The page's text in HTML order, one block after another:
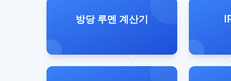
방당 루멘 계산기